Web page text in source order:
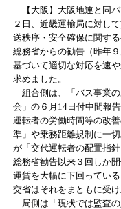
【大阪】大阪地連と同バ
２日、近畿運輸局に対し
送秩序・安全確保に関する
総務省からの勧告（昨年
基づいて適切な対応を速
求めました。
組合側は、「バス事業
会」の６月14日付中間報
運転者の労働時間等の改
準」や乗務距離規制に一
が「交代運転者の配置指
総務省勧告以来３回しか
運賃を大幅に下回ってい
交省はそれをまともに受
局側は「現状では監査の